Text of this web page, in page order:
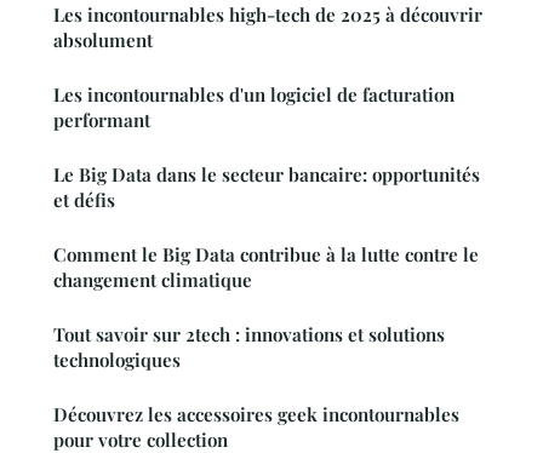
Les incontournables high-tech de 2025 à découvrir
absolument
Les incontournables d'un logiciel de facturation
performant
Le Big Data dans le secteur bancaire: opportunités
et défis
Comment le Big Data contribue à la lutte contre le
changement climatique
Tout savoir sur 2tech : innovations et solutions
technologiques
Découvrez les accessoires geek incontournables
pour votre collection